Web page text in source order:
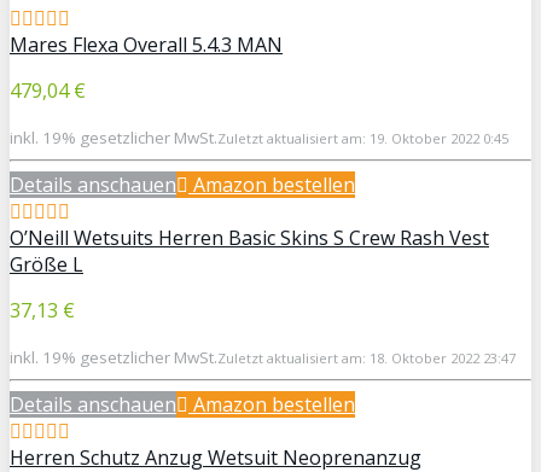
Mares Flexa Overall 5.4.3 MAN
479,04 €
inkl. 19% gesetzlicher MwSt.Zuletzt aktualisiert am: 19. Oktober 2022 0:45
Details anschauen
Amazon bestellen
O’Neill Wetsuits Herren Basic Skins S Crew Rash Vest
Größe L
37,13 €
inkl. 19% gesetzlicher MwSt.Zuletzt aktualisiert am: 18. Oktober 2022 23:47
Details anschauen
Amazon bestellen
Herren Schutz Anzug Wetsuit Neoprenanzug